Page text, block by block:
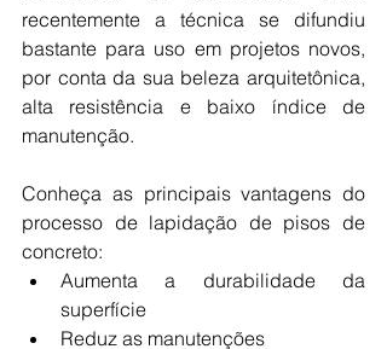
recentemente a técnica se difundiu
bastante para uso em projetos novos,
por conta da sua beleza arquitetônica,
alta resistência e baixo índice de
manutenção.
Conheça as principais vantagens do
processo de lapidação de pisos de
concreto:
Aumenta a durabilidade da
superfície
Reduz as manutenções